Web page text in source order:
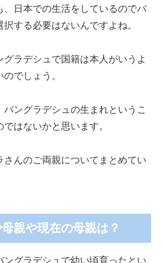
、日本での生活をしているのでバ
する必要はないんですよね。
グラデシュで国籍は本人がいうよ
でしょう。
ングラデシュの生まれというこ
はないかと思います。
さんのご両親についてまとめてい
親や現在の母親は？
ングラデシュで幼い頃育ったとい